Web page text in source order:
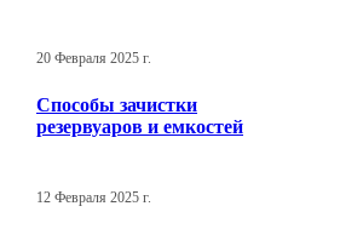
20 Февраля 2025 г.
Способы зачистки
резервуаров и емкостей
12 Февраля 2025 г.